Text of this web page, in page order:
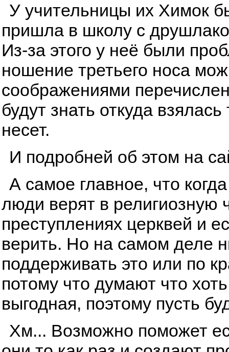
У учительницы их Химок
пришла в школу с
Из-за этого у неё были
ношение третьего носа
соображениями
будут знать откуда
несет.
И подробней об этом на
А самое главное, что
люди верят в религиозную
преступлениях церквей и
верить. Но на самом деле
поддерживать это или по
потому что думают что
выгодная, поэтому пусть
Хм... Возможно поможет